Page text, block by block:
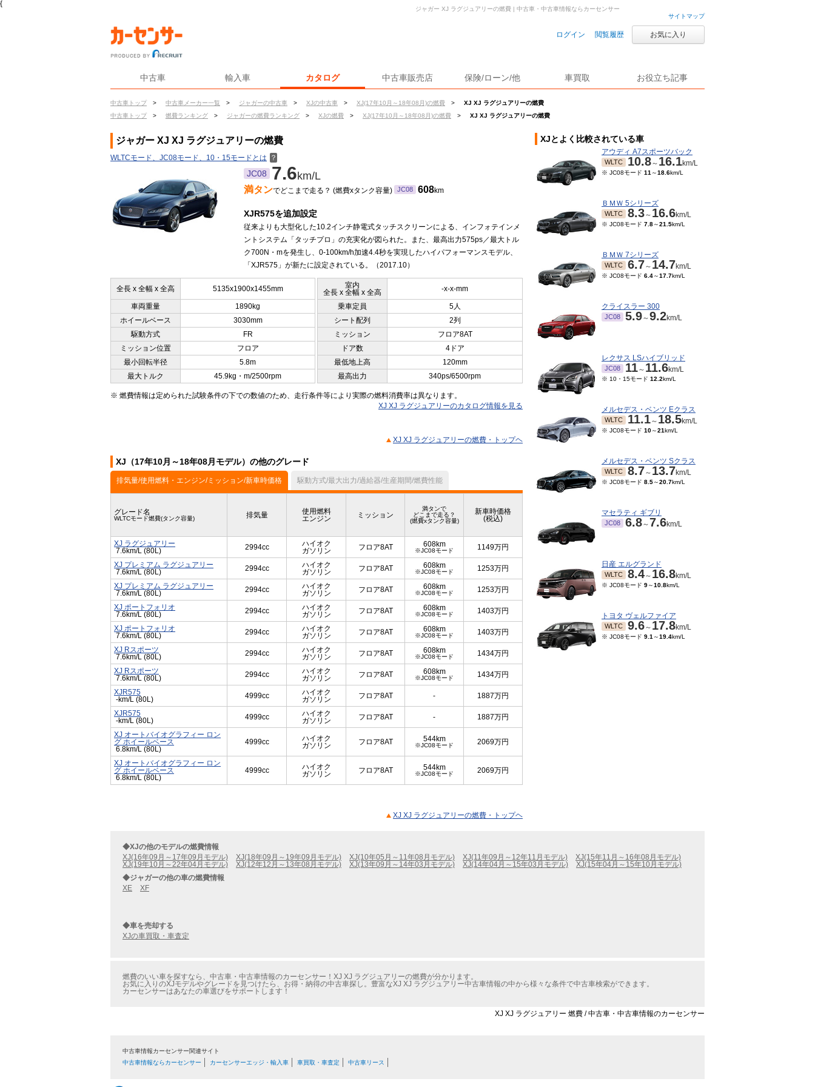
{
サイトマップ
ログイン 閲覧履歴 お気に入り
中古車 輸入車 カタログ 中古車販売店 保険/ローン/他 車買取 お役立ち記事
中古車トップ > 中古車メーカー一覧 > ジャガーの中古車 > XJの中古車 > XJ(17年10月～18年08月)の燃費 >
XJ XJ ラグジュアリーの燃費
中古車トップ
> 燃費ランキング > ジャガーの燃費ランキング > XJの燃費 > XJ(17年10月～18年08月)の燃費 > XJ XJ ラグジュアリーの燃費
ジャガー XJ ラグジュアリーの燃費 | 中古車・中古車情報ならカーセンサー
ジャガー XJ XJ ラグジュアリーの燃費
WLTCモード、JC08モード、10・15モードとは ？
JC08 7.6km/L
満タンでどこまで走る？ (燃費xタンク容量) JC08 608km
XJR575を追加設定
従来よりも大型化した10.2インチ静電式タッチスクリーンによる、インフォテインメ
ントシステム「タッチプロ」の充実化が図られた。また、最高出力575ps／最大トル
ク700N・mを発生し、0-100km/h加速4.4秒を実現したハイパフォーマンスモデル、
「XJR575」が新たに設定されている。（2017.10）
全長 x 全幅 x 全高 5135x1900x1455mm
室内
全長 x 全幅 x 全高
-x-x-mm
車両重量 1890kg 乗車定員
5人
ホイールベース
3030mm シート配列
2列
駆動方式
FR ミッション
フロア8AT
ミッション位置
フロア ドア数
4ドア
最小回転半径
5.8m 最低地上高
120mm
最大トルク
45.9kg・m/2500rpm 最高出力 340ps/6500rpm
※ 燃費情報は定められた試験条件の下での数値のため、走行条件等により実際の燃料消費率は異なります。
XJ XJ ラグジュアリーのカタログ情報を見る
XJ XJ ラグジュアリーの燃費・トップヘ
XJ（17年10月～18年08月モデル）の他のグレード
排気量/使用燃料・エンジン/ミッション/新車時価格 駆動方式/最大出力/過給器/生産期間/燃費性能
グレード名
WLTCモード燃費(タンク容量) 排気量
使用燃料
エンジン
ミッション
満タンで
どこまで走る？
(燃費xタンク容量)
新車時価格
(税込)
XJ ラグジュアリー
7.6km/L (80L)
2994cc
ハイオク
ガソリン
フロア8AT 608km
※JC08モード 1149万円
XJ プレミアム ラグジュアリー
7.6km/L (80L)
2994cc
ハイオク
ガソリン
フロア8AT 608km
※JC08モード 1253万円
XJ プレミアム ラグジュアリー
7.6km/L (80L)
2994cc
ハイオク
ガソリン
フロア8AT 608km
※JC08モード 1253万円
XJ ポートフォリオ
7.6km/L (80L)
2994cc
ハイオク
ガソリン
フロア8AT 608km
※JC08モード 1403万円
XJ ポートフォリオ
7.6km/L (80L)
2994cc
ハイオク
ガソリン
フロア8AT 608km
※JC08モード 1403万円
XJ Rスポーツ
7.6km/L (80L)
2994cc
ハイオク
ガソリン
フロア8AT 608km
※JC08モード 1434万円
XJ Rスポーツ
7.6km/L (80L)
2994cc
ハイオク
ガソリン
フロア8AT 608km
※JC08モード 1434万円
XJR575
-km/L (80L)
4999cc
ハイオク
ガソリン
フロア8AT - 1887万円
XJR575
-km/L (80L)
4999cc
ハイオク
ガソリン
フロア8AT - 1887万円
XJ オートバイオグラフィー ロン
グ ホイールベース
6.8km/L (80L)
4999cc
ハイオク
ガソリン
フロア8AT 544km
※JC08モード 2069万円
XJ オートバイオグラフィー ロン
グ ホイールベース
6.8km/L (80L)
4999cc
ハイオク
ガソリン
フロア8AT 544km
※JC08モード 2069万円
XJ XJ ラグジュアリーの燃費・トップヘ
XJとよく比較されている車
アウディ A7スポーツバック
WLTC 10.8～ 16.1km/L
※ JC08モード 11 ～18.6km/L
ＢＭＷ 5シリーズ
WLTC 8.3～ 16.6km/L
※ JC08モード 7.8～21.5km/L
ＢＭＷ 7シリーズ
WLTC 6.7～ 14.7km/L
※ JC08モード 6.4～17.7km/L
クライスラー 300
JC08 5.9～9.2km/L
レクサス LSハイブリッド
JC08 11～ 11.6km/L
※ 10・15モード 12.2km/L
メルセデス・ベンツ Eクラス
WLTC 11.1～ 18.5km/L
※ JC08モード 10～21km/L
メルセデス・ベンツ Sクラス
WLTC 8.7～ 13.7km/L
※ JC08モード 8.5～20.7km/L
マセラティ ギブリ
JC08 6.8～7.6km/L
日産 エルグランド
WLTC 8.4～ 16.8km/L
※ JC08モード 9～10.8km/L
トヨタ ヴェルファイア
WLTC 9.6～ 17.8km/L
※ JC08モード 9.1 ～19.4km/L
◆XJの他のモデルの燃費情報
XJ(16年09月～17年09月モデル)
XJ(18年09月～19年09月モデル) XJ(10年05月～11年08月モデル) XJ(11年09月～12年11月モデル)
XJ(15年11月～16年08月モデル)
XJ(19年10月～22年04月モデル)
XJ(12年12月～13年08月モデル) XJ(13年09月～14年03月モデル) XJ(14年04月～15年03月モデル)
XJ(15年04月～15年10月モデル)
◆ジャガーの他の車の燃費情報
XE
XF
◆車を売却する
XJの車買取・車査定
燃費のいい車を探すなら、中古車・中古車情報のカーセンサー！XJ XJ ラグジュアリーの燃費が分かります。
お気に入りのXJモデルやグレードを見つけたら、お得・納得の中古車探し。豊富なXJ XJ ラグジュアリー中古車情報の中から様々な条件で中古車検索ができます。
カーセンサーはあなたの車選びをサポートします！
XJ XJ ラグジュアリー 燃費 / 中古車・中古車情報のカーセンサー
中古車情報カーセンサー関連サイト
中古車情報ならカーセンサー
カーセンサーエッジ・輸入車 車買取・車査定 中古車リース